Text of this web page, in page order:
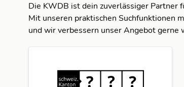
Die KWDB ist dein zuverlässiger Partner
Mit unseren praktischen Suchfunktionen
und wir verbessern unser Angebot gerne